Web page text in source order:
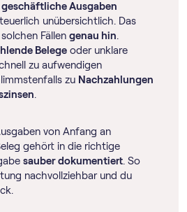
Ausgaben
unübersichtlich. Das
Fällen genau hin.
Belege oder unklare
zu aufwendigen
zu Nachzahlungen
.
von Anfang an
gehört in die richtige
sauber dokumentiert. So
nachvollziehbar und du